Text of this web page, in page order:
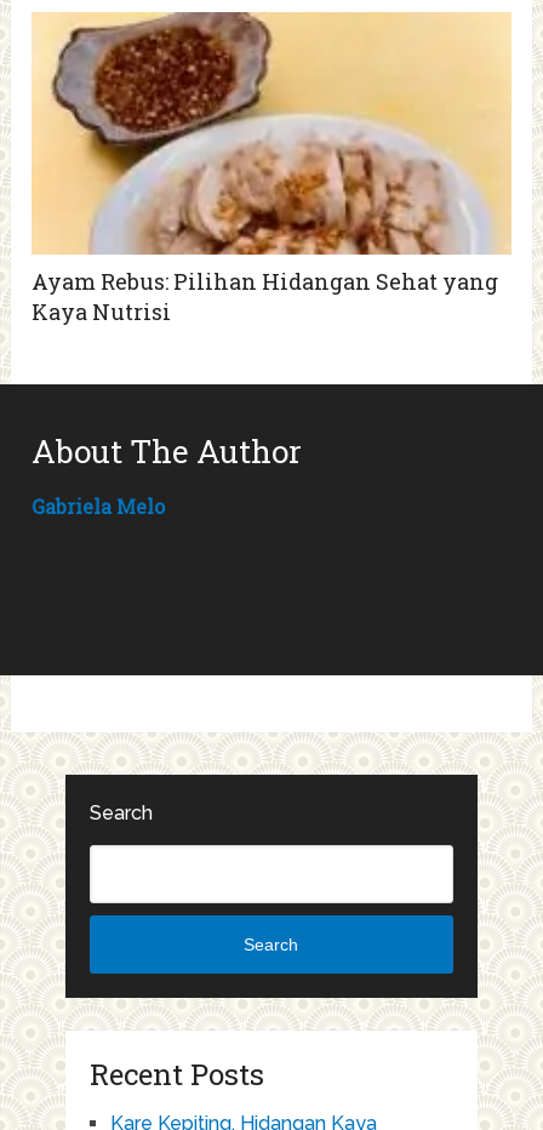
Ayam Rebus: Pilihan Hidangan Sehat yang
Kaya Nutrisi
About The Author
Gabriela Melo
Search
Search
Recent Posts
Kare Kepiting, Hidangan Kaya